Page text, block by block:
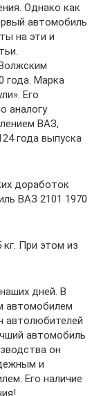
Однако как
автомобиль
на эти и
года. Марка
Его
аналогу
ВАЗ,
года выпуска
доработок
ВАЗ 2101 1970
При этом из
дней. В
автомобилем
автолюбителей
автомобиль
он
и
Его наличие